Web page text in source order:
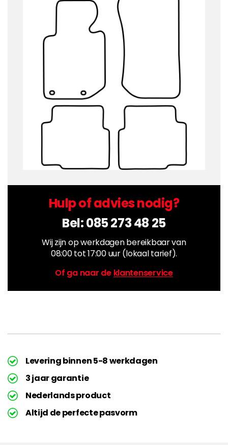
Hulp of advies nodig?
Bel:085 273 48 25
Wij zijn op werkdagen bereikbaar van
08:00 tot 17:00 uur (lokaal tarief).
Of ga naar de klantenservice
Levering binnen 5-8 werkdagen
3 jaar garantie
Nederlands product
Altijd de perfecte pasvorm